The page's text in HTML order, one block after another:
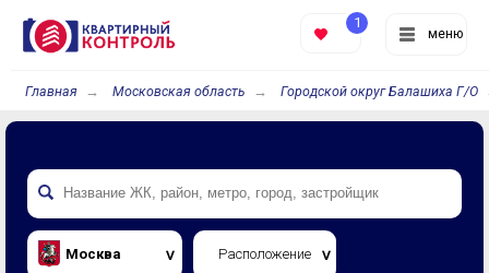
меню
1
Главная Московская область Городской округ Балашиха Г/О
Москва Расположение